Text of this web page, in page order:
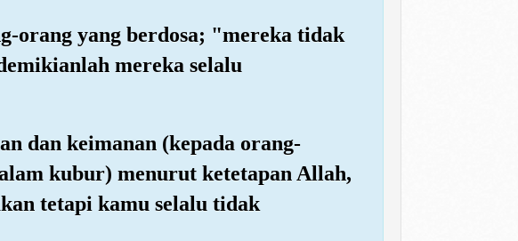
orang yang berdosa; "mereka tidak
mereka selalu
dan keimanan (kepada orang-
kubur) menurut ketetapan Allah,
tetapi kamu selalu tidak